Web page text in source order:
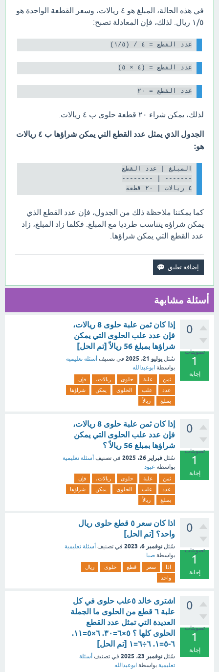
في هذه الحالة، المبلغ هو ٤ ريالات، وسعر القطعة الواحدة هو
١/٥ ريال. لذلك، فإن المعادلة تصبح:
عدد القطع = ٤ / (١/٥)
عدد القطع = (٤ × ٥)
عدد القطع = ٢٠
لذلك، يمكن شراء ٢٠ قطعة حلوى ب ٤ ريالات.
الجدول الذي يمثل عدد القطع التي يمكن شراؤها ب ٤ ريالات
هو:
٤ ريالات | ٢٠ قطعة
كما يمكننا ملاحظة ذلك من الجدول، فإن عدد القطع الذي
يمكن شراؤه يتناسب طرديا مع المبلغ. فكلما زاد المبلغ، زاد
عدد القطع التي يمكن شراؤها.
أسئلة مشابهة
0
تصويتات
1
إجابة
إذا كان ثمن علبة حلوى 8 ريالات،
فإن عدد علب الحلوى التي يمكن
شراؤها بمبلغ 56 ريالاً [تم الحل]
سُئل يوليو 21، 2025 في تصنيف أسئلة تعليمية
بواسطة ابوعبدالله
ثمن علبة حلوى ريالات،
فإن
عدد
علب الحلوى يمكن
شراؤها
بمبلغ
ريالاً
0
تصويتات
1
إجابة
إذا كان ثمن علبة حلوى 8 ريالات،
فإن عدد علب الحلوى التي يمكن
شراؤها بمبلغ 56 ريالاً ؟
سُئل فبراير 26، 2025 في تصنيف أسئلة تعليمية
بواسطة عبود
ثمن علبة حلوى ريالات،
فإن
عدد
علب الحلوى يمكن
شراؤها
بمبلغ
ريالاً
0
تصويتات
1
إجابة
اذا كان سعر ٥ قطع حلوى ريال
واحد؟ [تم الحل]
سُئل نوفمبر 6، 2023 في تصنيف أسئلة تعليمية
بواسطة صبا
اذا سعر قطع حلوى
ريال
واحد
0
تصويتات
1
إجابة
اشترى خالد ٥علب حلوى في كل
علبة ٦ قطع من الحلوى ما الجملة
العديدة التي تمثل عدد القطع
الحلوى كلها ؟ ٥×٦=٣٠. ٦×٥=١١.
٦-٥=١. ٦÷٦=١ [تم الحل]
سُئل نوفمبر 23، 2025 في تصنيف أسئلة
تعليمية بواسطة ابوعبدالله